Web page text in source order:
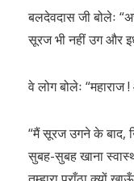
बलदेवदास जी बोलेः
सूरज भी नहीं उग और
वे लोग बोलेः
“मैं सूरज उगने के बाद,
सुबह-सुबह खाना